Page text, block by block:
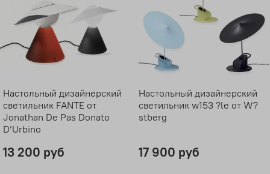
Настольный дизайнерский
светильник FANTE от
Jonathan De Pas Donato
D’Urbino
13 200 руб
Настольный дизайнерский
светильник w153 ?le от W?
stberg
17 900 руб